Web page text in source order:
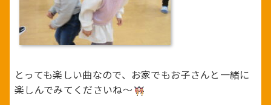
とっても楽しい曲なので、お家でもお子さんと一緒に
楽しんでみてくださいね～